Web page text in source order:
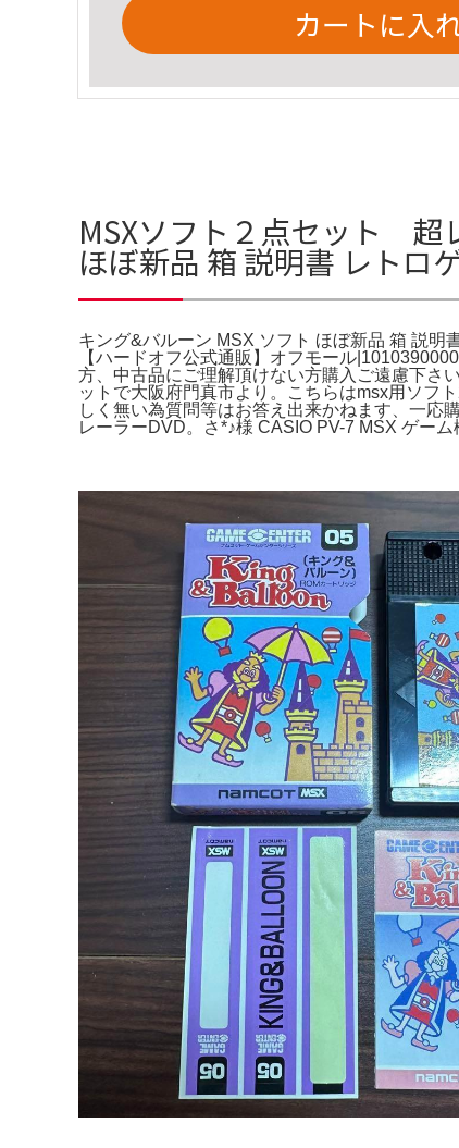
カートに入
MSXソフト２点セット 超
ほぼ新品 箱 説明書 レトロ
キング&バルーン MSX ソフト ほぼ新品 箱 説明
【ハードオフ公式通販】オフモール
方、中古品にご理解頂けない方購入ご遠慮下さ
ットで大阪府門真市より。こちらはmsx用ソフ
しく無い為質問等はお答え出来かねます、一応
レーラーDVD。さ*♪様 CASIO PV-7 MSX ゲー